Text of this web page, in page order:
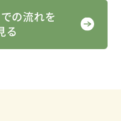
の流れを
る